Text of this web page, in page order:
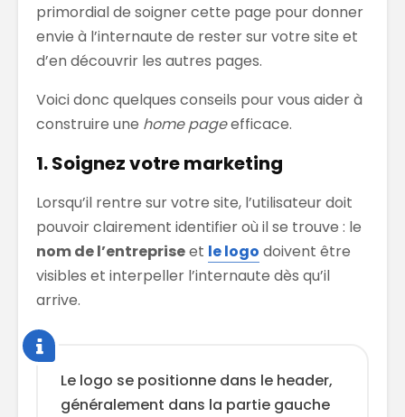
primordial de soigner cette page pour donner
envie à l’internaute de rester sur votre site et
d’en découvrir les autres pages.
Voici donc quelques conseils pour vous aider à
construire une home pageefficace.
1. Soignez votre marketing
Lorsqu’il rentre sur votre site, l’utilisateur doit
pouvoir clairement identifier où il se trouve : le
nom de l’entrepriseet le logo doivent être
visibles et interpeller l’internaute dès qu’il
arrive.
Le logo se positionne dans le header,
généralement dans la partie gauche